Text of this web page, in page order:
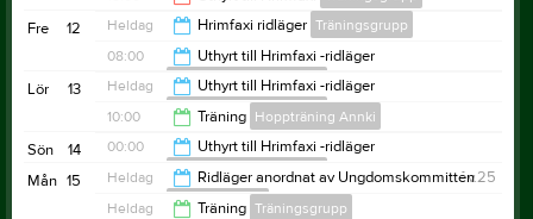
20:00
19:00
12
Fre Heldag Hrimfaxi ridläger Träningsgrupp
08:00
Uthyrt till Hrimfaxi -ridläger
Ryttarkamraterna Kumla
00:00
13
Lör Heldag
Uthyrt till Hrimfaxi -ridläger
Ryttarkamraterna Kumla
10:00 Träning Hoppträning Annki
12:00
14
Sön 00:00
Uthyrt till Hrimfaxi -ridläger
Ryttarkamraterna Kumla
18:00
15
Mån v.25
Heldag
Ridläger anordnat av Ungdomskommittén
Träningsgrupp
Heldag Träning Träningsgrupp